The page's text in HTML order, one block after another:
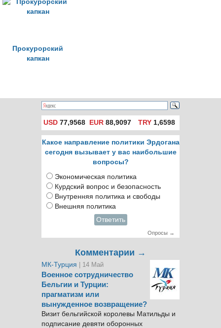
Прокурорский
капкан
USD 77,9568 EUR 88,9097 TRY1,6598
Какое направление политики Эрдогана
сегодня вызывает у вас наибольшие
вопросы?
Экономическая политика
Курдский вопрос и безопасность
Внутренняя политика и свободы
Внешняя политика
Ответить
Опросы →
Комментарии →
МК-Турция | 14 Май
Военное сотрудничество
Бельгии и Турции:
прагматизм или
вынужденное возвращение?
Визит бельгийской королевы Матильды и
подписание девяти оборонных